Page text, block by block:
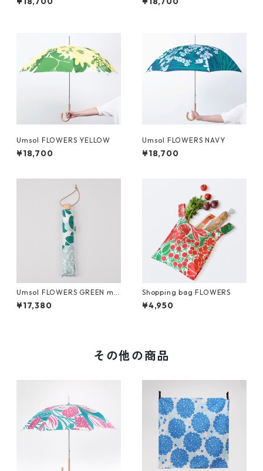
Umsol FLOWERS YELLOW
¥18,700
Umsol FLOWERS NAVY
¥18,700
Umsol FLOWERS GREEN min
i¥17,380
Shopping bag FLOWERS
¥4,950
その他の商品